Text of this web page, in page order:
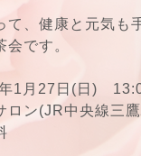
て、健康と元気
です。
1月27日(日)
ン(JR中央線三